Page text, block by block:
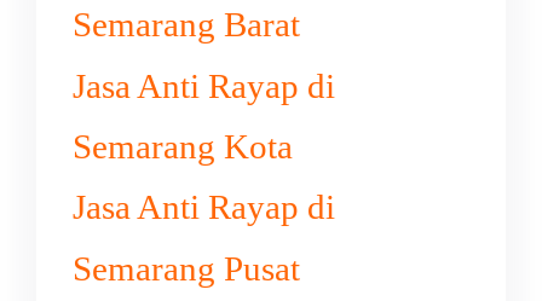
Semarang Barat
Jasa Anti Rayap di
Semarang Kota
Jasa Anti Rayap di
Semarang Pusat